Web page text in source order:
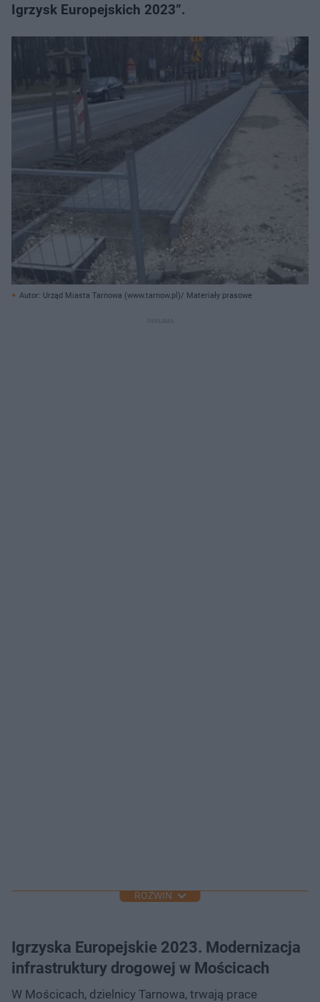
Igrzysk Europejskich 2023”.
Autor: Urząd Miasta Tarnowa (www.tarnow.pl)/ Materiały prasowe
ROZWIŃ
Igrzyska Europejskie 2023. Modernizacja
infrastruktury drogowej w Mościcach
W Mościcach, dzielnicy Tarnowa, trwają prace